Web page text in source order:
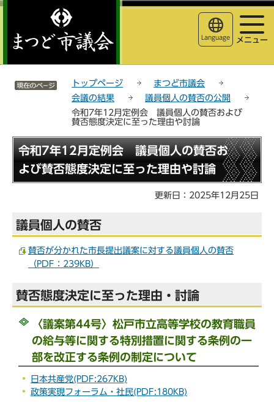
こ
サ
このページの本文へ移動
Language メニュー
サイトメニューここまで
トップページ
まつど市議会
会議の結果
議員個人の賛否の公開
令和7年12月定例会 議員個人の賛否および
賛否態度決定に至った理由や討論
こ
こ
令和7年12月定例会 議員個人の賛否お
よび賛否態度決定に至った理由や討論
更新日：2025年12月25日
議員個人の賛否
賛否が分かれた市長提出議案に対する議員個人の賛否
（PDF：239KB）
賛否態度決定に至った理由・討論
〈議案第44号〉松戸市立高等学校の教育職員
の給与等に関する特別措置に関する条例の一
部を改正する条例の制定について
日本共産党(PDF:267KB)
政策実現フォーラム・社民(PDF:180KB)